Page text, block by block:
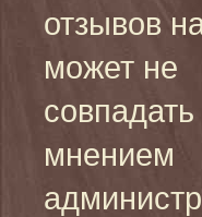
отзывов
может не
совпадать
мнением